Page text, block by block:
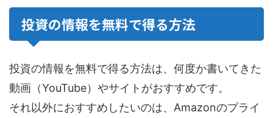
投資の情報を無料で得る方法
投資の情報を無料で得る方法は、何度か書いてきた
動画（YouTube）やサイトがおすすめです。
それ以外におすすめしたいのは、Amazonのプライ